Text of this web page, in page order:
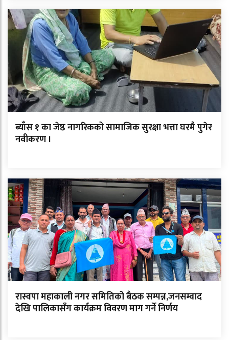
ब्याँस १ का जेष्ठ नागरिकको सामाजिक सुरक्षा भत्ता घरमै पुगेर
नवीकरण ।
रास्वपा महाकाली नगर समितिको बैठक सम्पन्न,जनसम्वाद
देखि पालिकासँग कार्यक्रम विवरण माग गर्ने निर्णय